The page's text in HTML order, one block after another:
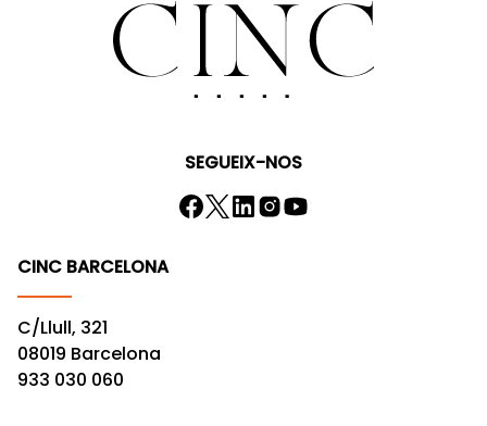
SEGUEIX-NOS
CINC BARCELONA
C/Llull, 321
08019 Barcelona
933 030 060